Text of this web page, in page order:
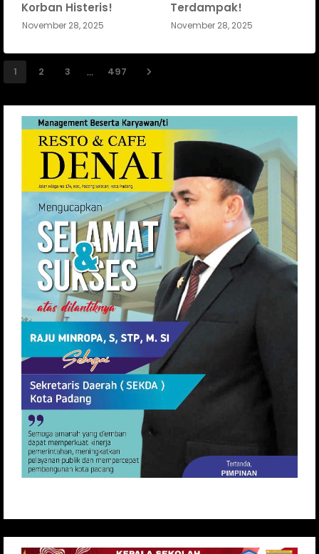
Korban Histeris!
November 28, 2025
Terdampak!
November 28, 2025
1 2 3 ... 497